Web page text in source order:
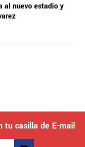
al nuevo estadio y
tu casilla de E-mail